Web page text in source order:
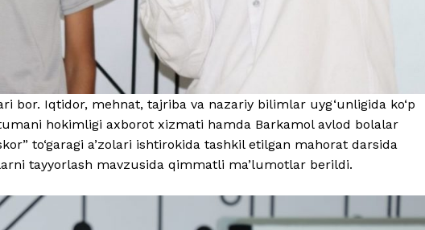
bor. Iqtidor, mehnat, tajriba va nazariy bilimlar uyg‘unligida ko‘p
hokimligi axborot xizmati hamda Barkamol avlod bolalar
to‘garagi a’zolari ishtirokida tashkil etilgan mahorat darsida
tayyorlash mavzusida qimmatli ma’lumotlar berildi.